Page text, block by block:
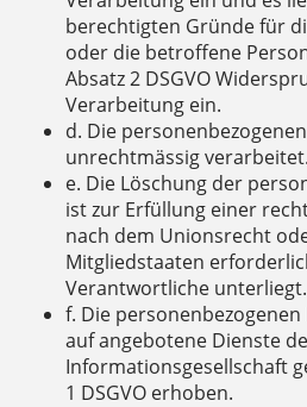
berechtigten Gründe für
oder die betroffene
Absatz 2 DSGVO
Verarbeitung ein.
d. Die
unrechtmässig verarbeitet.
e. Die Löschung der
ist zur Erfüllung einer
nach dem Unionsrecht
Mitgliedstaaten
Verantwortliche unterliegt.
f. Die
auf angebotene Dienste
Informationsgesellschaft
1 DSGVO erhoben.